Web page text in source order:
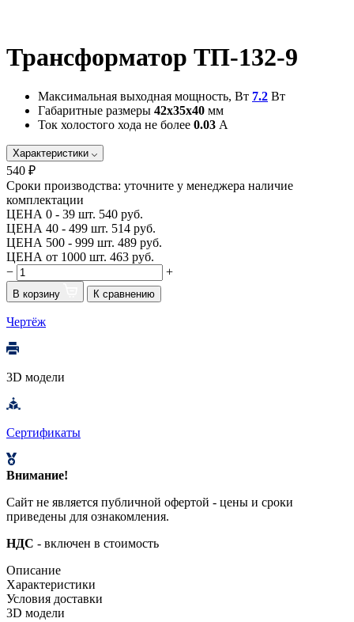
Трансформатор ТП-132-9
Максимальная выходная мощность, Вт 7.2 Вт
Габаритные размеры 42х35х40 мм
Ток холостого хода не более 0.03 А
Характеристики
540 ₽
Сроки производства: уточните у менеджера наличие
комплектации
ЦЕНА 0 - 39 шт. 540 руб.
ЦЕНА 40 - 499 шт. 514 руб.
ЦЕНА 500 - 999 шт. 489 руб.
ЦЕНА от 1000 шт. 463 руб.
−
+
В корзину К сравнению
Чертёж
3D модели
Сертификаты
Внимание!
Сайт не является публичной офертой - цены и сроки
приведены для ознакомления.
НДС - включен в стоимость
Описание
Характеристики
Условия доставки
3D модели